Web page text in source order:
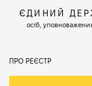
ЄДИНИЙ
осіб,
ПРО РЕЄСТР